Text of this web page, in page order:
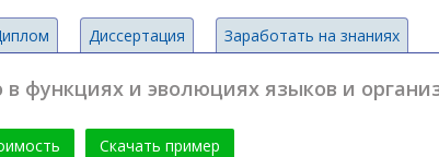
Диссертация Заработать на знаниях
функциях и эволюциях языков и
Скачать пример